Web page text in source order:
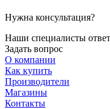
Нужна консультация?
Наши специалисты
Задать вопрос
О компании
Как купить
Производители
Магазины
Контакты